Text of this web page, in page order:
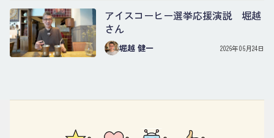
アイスコーヒー選挙応援演説 堀越
さん
堀越 健一 2026年06月24日